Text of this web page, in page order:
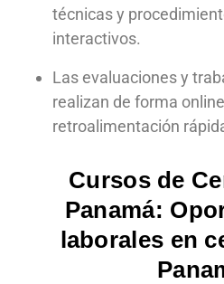
técnicas y
interactivos.
Las evaluaciones y
realizan de forma
retroalimentación
Cursos de
Panamá:
laborales en